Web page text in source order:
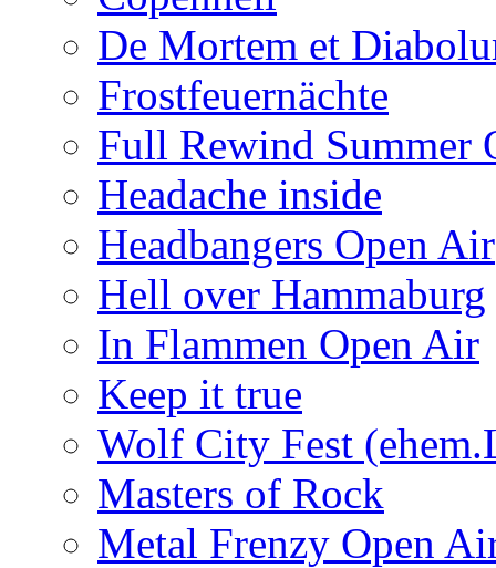
De Mortem et
Frostfeuernächte
Full Rewind Summer
Headache inside
Headbangers Open Air
Hell over Hammaburg
In Flammen Open Air
Keep it true
Wolf City Fest
Masters of Rock
Metal Frenzy Open